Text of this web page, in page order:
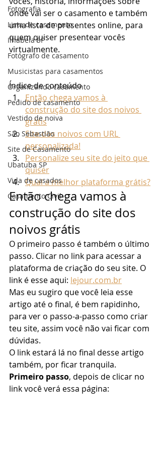
Fotografia
Lista de casamento
Ilhabela SP
Fotógrafo de casamento
Musicistas para casamentos
Organizando casamento
Pedido de casamento
Vestido de noiva
São Sebastião
Site de Casamento
Ubatuba SP
Vida de casados
Casamento Civil
onde vai ser o casamento e também
uma lista de presentes online, para
quem quiser presentear vocês
virtualmente.
Índice de conteúdo
Então chega vamos à
construção do site dos noivos
grátis
Site dos noivos com URL
personalizada!
Personalize seu site do jeito que
quiser
Qual a melhor plataforma grátis?
Então chega vamos à
construção do site dos
noivos grátis
O primeiro passo é também o último
passo. Clicar no link para acessar a
plataforma de criação do seu site. O
link é esse aqui: lejour.com.br
Mas eu sugiro que você leia esse
artigo até o final, é bem rapidinho,
para ver o passo-a-passo como criar
teu site, assim você não vai ficar com
dúvidas.
O link estará lá no final desse artigo
também, por ficar tranquila.
Primeiro passo, depois de clicar no
link você verá essa página: